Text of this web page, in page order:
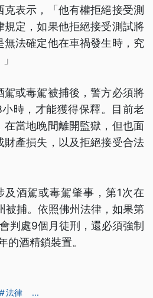
表示，「他有權拒絕接受測
定，如果他拒絕接受測試將
法確定他在車禍發生時，究
駕或毒駕被捕後，警方必須將
時，才能獲得保釋。目前老
在當地晚間離開監獄，但也面
產損失，以及拒絕接受合法
酒駕或毒駕肇事，第1次在
被捕。依照佛州法律，如果第
判處9個月徒刑，還必須強制
的酒精鎖裝置。
法律 ...